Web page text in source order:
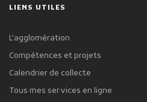
LIENS UTILES
L'agglomération
Compétences et projets
Calendrier de collecte
Tous mes services en ligne